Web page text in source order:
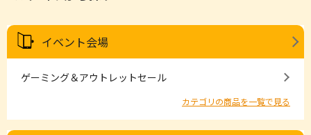
イベント会場
ゲーミング＆アウトレットセール
カテゴリの商品を一覧で見る